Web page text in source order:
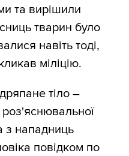
та вирішили
тварин було
навіть тоді,
міліцію.
тіло –
роз'яснювальної
з нападниць
повідком по